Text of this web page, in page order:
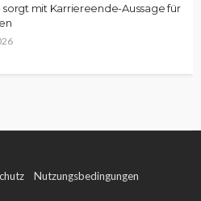
sorgt mit Karriereende-Aussage für
Nutzungsbedingungen